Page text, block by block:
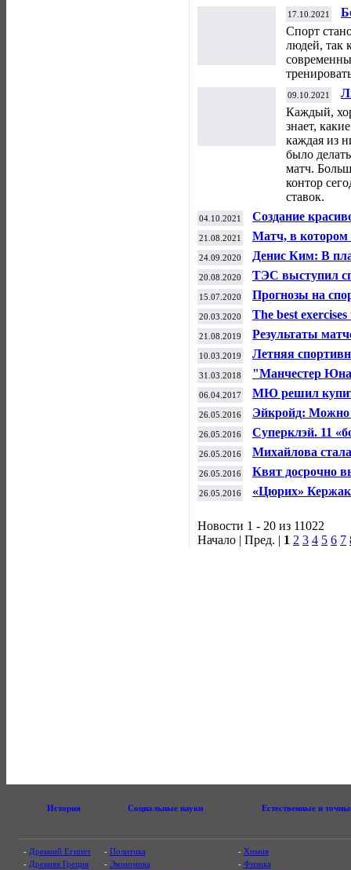
17.10.2021
Спорт
людей, так
09.10.2021
Каждый,
знает,
каждая из
было
матч.
контор
ставок.
04.10.2021
Создание
фармакологии —
стероидов
21.08.2021
Матч, в котором
вернуться в
Старого Света
24.09.2020
Денис Ким: В
России в ноябре
20.08.2020
ТЭС выступил
велоспорту
15.07.2020
Прогнозы на
Insider
20.03.2020 The best
21.08.2019
Результаты
футболу (16-17
10.03.2019 Летняя
31.03.2018
"Манчестер
вышли в плей-
06.04.2017
МЮ решил
миллионов евро
26.05.2016
Эйкройд: Можно
Билялетдинове?
26.05.2016
Суперклэй. 11
вылета
26.05.2016
Михайлова
настольному
26.05.2016 Квят досрочно
26.05.2016 «Цюрих»
Новости 1 - 20 из 11022
Начало | Пред. | 1 2 3 4 5 6 7
История Социальные науки Естественные и
- Древний Египет
- Древняя Греция
- Политика
- Экономика
- Химия
- Физика